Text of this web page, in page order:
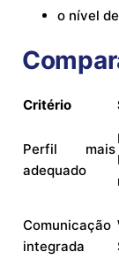
o nível
Critério
Perfil mais
adequado
Comunicação
integrada